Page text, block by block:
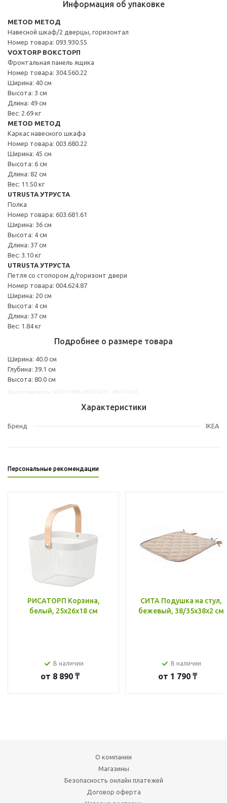
Информация об упаковке
METOD МЕТОД
Навесной шкаф/2 дверцы, горизонтал
Номер товара: 093.930.55
VOXTORP ВОКСТОРП
Фронтальная панель ящика
Номер товара: 304.560.22
Ширина: 40 см
Высота: 3 см
Длина: 49 см
Вес: 2.69 кг
METOD МЕТОД
Каркас навесного шкафа
Номер товара: 003.680.22
Ширина: 45 см
Высота: 6 см
Длина: 82 см
Вес: 11.50 кг
UTRUSTA УТРУСТА
Полка
Номер товара: 603.681.61
Ширина: 36 см
Высота: 4 см
Длина: 37 см
Вес: 3.10 кг
UTRUSTA УТРУСТА
Петля со стопором д/горизонт двери
Номер товара: 004.624.87
Ширина: 20 см
Высота: 4 см
Длина: 37 см
Вес: 1.84 кг
Подробнее о размере товара
Ширина: 40.0 см
Глубина: 39.1 см
Высота: 80.0 см
Характеристики
Бренд IKEA
Персональные рекомендации
РИСАТОРП Корзина,
белый, 25x26x18 см
В наличии
от 8 890 ₸
СИТА Подушка на стул,
бежевый, 38/35x38x2 см
В наличии
от 1 790 ₸
О компании
Магазины
Безопасность онлайн платежей
Договор оферта